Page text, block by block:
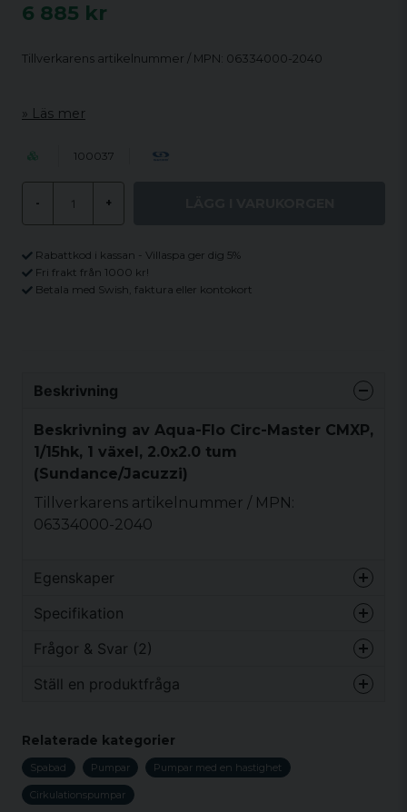
6 885 kr
Tillverkarens artikelnummer / MPN: 06334000-2040
Läs mer
100037
- +
Rabattkod i kassan - Villaspa ger dig 5%
Fri frakt från 1000 kr!
Betala med Swish, faktura eller kontokort
Beskrivning
Beskrivning av Aqua-Flo Circ-Master CMXP,
1/15hk, 1 växel, 2.0x2.0 tum
(Sundance/Jacuzzi)
Tillverkarens artikelnummer / MPN:
06334000-2040
Egenskaper
Vikt
Specifikation
Vikt
Frågor & Svar (2)
2008 passar denna produkten mitt spa?
Butiken svarade
Hej! Skicka oss en bild på din nuvarande pump
Ställ en produktfråga
Fråga oss något om denna produkten...
Relaterade kategorier
Spabad Pumpar Pumpar med en hastighet
Cirkulationspumpar